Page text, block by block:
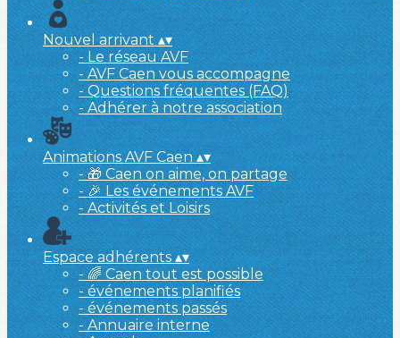
Nouvel arrivant▴▾
- Le réseau AVF
- AVF Caen vous accompagne
- Questions fréquentes (FAQ)
- Adhérer à notre association
Animations AVF Caen▴▾
- 🎁 Caen on aime, on partage
- 🎉 Les événements AVF
- Activités et Loisirs
Espace adhérents▴▾
- 🌈 Caen tout est possible
- événements planifiés
- événements passés
- Annuaire interne